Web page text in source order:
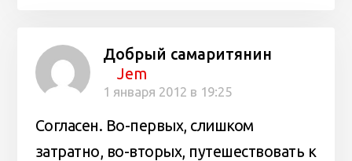
Добрый самаритянин
Jem
1 января 2012 в 19:25
Согласен. Во-первых, слишком
затратно, во-вторых, путешествовать к